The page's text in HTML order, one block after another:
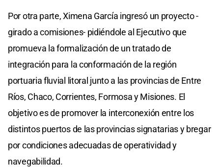
Por otra parte, Ximena García ingresó un proyecto -
girado a comisiones- pidiéndole al Ejecutivo que
promueva la formalización de un tratado de
integración para la conformación de la región
portuaria fluvial litoral junto a las provincias de Entre
Ríos, Chaco, Corrientes, Formosa y Misiones. El
objetivo es de promover la interconexión entre los
distintos puertos de las provincias signatarias y bregar
por condiciones adecuadas de operatividad y
navegabilidad.